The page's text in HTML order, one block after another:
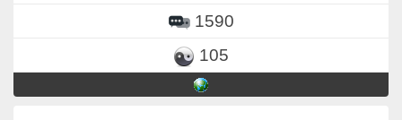
1590
105